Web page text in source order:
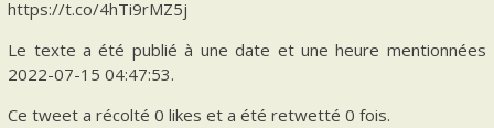
https://t.co/4hTi9rMZ5j
Le texte a été publié à une date et une heure mentionnées
2022-07-15 04:47:53.
Ce tweet a récolté 0 likes et a été retwetté 0 fois.